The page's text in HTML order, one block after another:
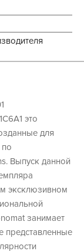
это
для
Выпуск данной
эксклюзивном
занимает
представленные